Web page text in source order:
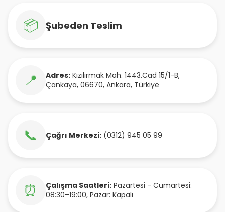
📦 Şubeden Teslim
📍 Adres: Kızılırmak Mah. 1443.Cad 15/1-B,
Çankaya, 06670, Ankara, Türkiye
📞 Çağrı Merkezi: (0312) 945 05 99
⏰ Çalışma Saatleri: Pazartesi - Cumartesi:
08:30–19:00, Pazar: Kapalı